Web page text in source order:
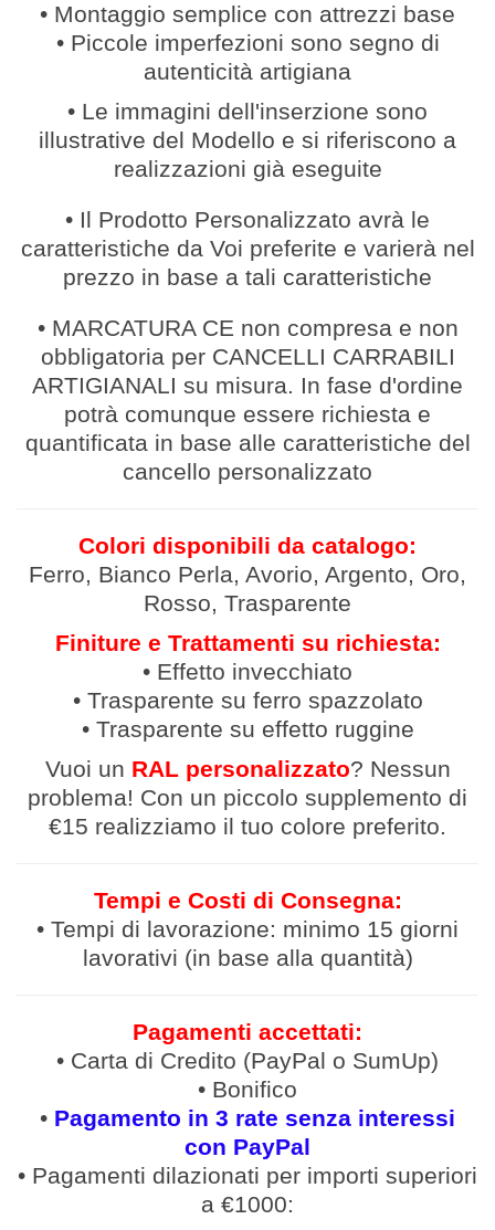
• Montaggio semplice con attrezzi base
• Piccole imperfezioni sono segno di
autenticità artigiana
• Le immagini dell'inserzione sono
illustrative del Modello e si riferiscono a
realizzazioni già eseguite
• Il Prodotto Personalizzato avrà le
caratteristiche da Voi preferite e varierà nel
prezzo in base a tali caratteristiche
• MARCATURA CE non compresa e non
obbligatoria per CANCELLI CARRABILI
ARTIGIANALI su misura. In fase d'ordine
potrà comunque essere richiesta e
quantificata in base alle caratteristiche del
cancello personalizzato
Colori disponibili da catalogo:
Ferro, Bianco Perla, Avorio, Argento, Oro,
Rosso, Trasparente
Finiture e Trattamenti su richiesta:
• Effetto invecchiato
• Trasparente su ferro spazzolato
• Trasparente su effetto ruggine
Vuoi un RAL personalizzato? Nessun
problema! Con un piccolo supplemento di
€15 realizziamo il tuo colore preferito.
Tempi e Costi di Consegna:
• Tempi di lavorazione: minimo 15 giorni
lavorativi (in base alla quantità)
Pagamenti accettati:
• Carta di Credito (PayPal o SumUp)
• Bonifico
• Pagamento in 3 rate senza interessi
con PayPal
• Pagamenti dilazionati per importi superiori
a €1000: